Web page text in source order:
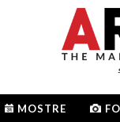
MOSTRE